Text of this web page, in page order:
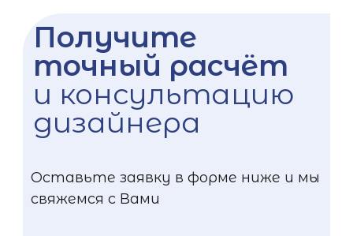
Получите
точный расчёт
и консультацию
дизайнера
Оставьте заявку в форме ниже и мы
свяжемся с Вами